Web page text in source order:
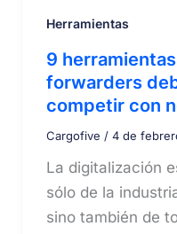
Herramientas
9
forwarders
competir con
Cargofive / 4 de
La digitalización
sólo de la
sino también de